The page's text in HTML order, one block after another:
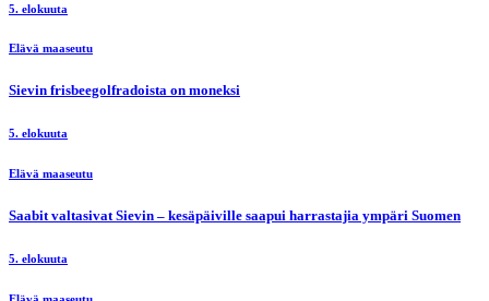
5. elokuuta
Elävä maaseutu
Sievin frisbeegolfradoista on moneksi
5. elokuuta
Elävä maaseutu
Saabit valtasivat Sievin – kesäpäiville saapui harrastajia ympäri Suomen
5. elokuuta